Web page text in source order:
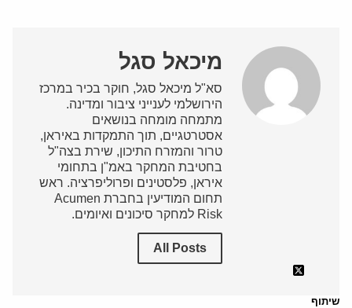
מיכאל סגל
סא"ל מיכאל סגל, חוקר בכיר במרכז
הירושלמי לענייני ציבור ומדינה.
מתמחה מומחה בנושאים
אסטרטגיים, תוך התמקדות באיראן,
טרור והמזרח התיכון, שירת בצה"ל
בחטיבת המחקר באמ"ן בתחומי
איראן, פלסטינים ופרוליפרציה. ראש
תחום המודיעין בחברת Acumen
Risk למחקר סיכונים ואיומים.
All Posts
שיתוף